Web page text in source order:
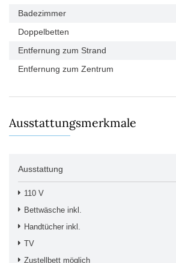
Badezimmer
Doppelbetten
Entfernung zum Strand
Entfernung zum Zentrum
Ausstattungsmerkmale
Ausstattung
110 V
Bettwäsche inkl.
Handtücher inkl.
TV
Zustellbett möglich